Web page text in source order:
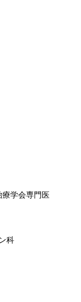
療学会専門医
科